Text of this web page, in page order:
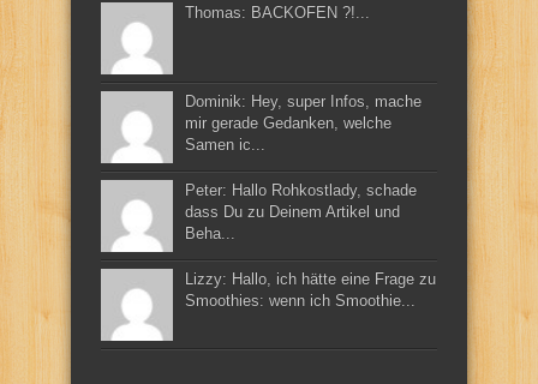
Thomas: BACKOFEN ?!...
Dominik: Hey, super Infos, mache
mir gerade Gedanken, welche
Samen ic...
Peter: Hallo Rohkostlady, schade
dass Du zu Deinem Artikel und
Beha...
Lizzy: Hallo, ich hätte eine Frage zu
Smoothies: wenn ich Smoothie...